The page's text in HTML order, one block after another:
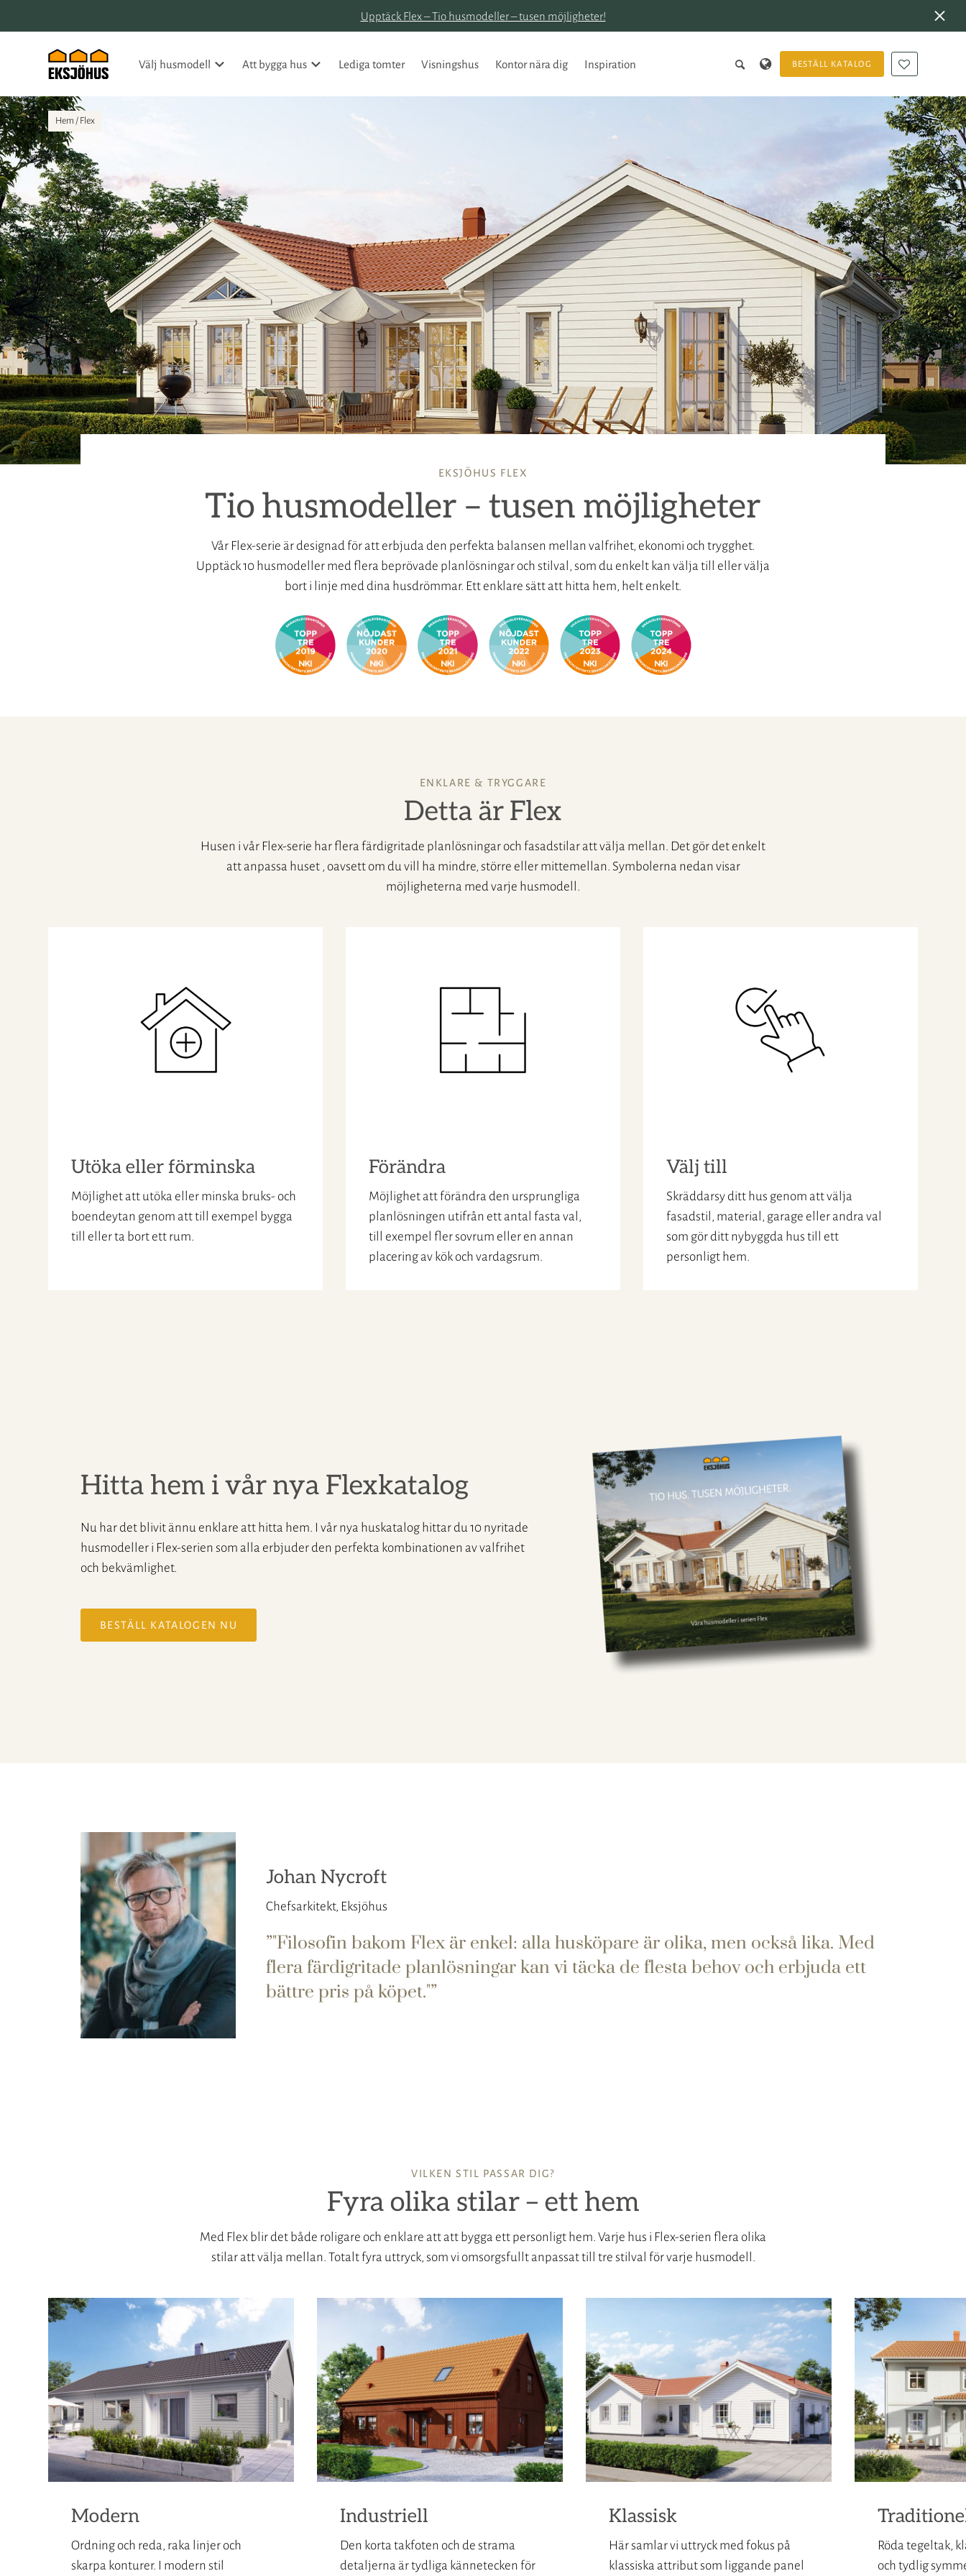
Upptäck Flex – Tio husmodeller – tusen möjligheter!
Välj husmodell Att bygga hus Lediga tomter Visningshus Kontor nära dig Inspiration BESTÄLL KATALOG
Hem / Flex
EKSJÖHUS FLEX
Tio husmodeller – tusen möjligheter
Vår Flex-serie är designad för att erbjuda den perfekta balansen mellan valfrihet, ekonomi och trygghet.
Upptäck 10 husmodeller med flera beprövade planlösningar och stilval, som du enkelt kan välja till eller välja
bort i linje med dina husdrömmar. Ett enklare sätt att hitta hem, helt enkelt.
ENKLARE & TRYGGARE
Detta är Flex
Husen i vår Flex-serie har flera färdigritade planlösningar och fasadstilar att välja mellan. Det gör det enkelt
att anpassa huset , oavsett om du vill ha mindre, större eller mittemellan. Symbolerna nedan visar
möjligheterna med varje husmodell.
Utöka eller förminska
Möjlighet att utöka eller minska bruks- och
boendeytan genom att till exempel bygga
till eller ta bort ett rum.
Förändra
Möjlighet att förändra den ursprungliga
planlösningen utifrån ett antal fasta val,
till exempel fler sovrum eller en annan
placering av kök och vardagsrum.
Välj till
Skräddarsy ditt hus genom att välja
fasadstil, material, garage eller andra val
som gör ditt nybyggda hus till ett
personligt hem.
Hitta hem i vår nya Flexkatalog
Nu har det blivit ännu enklare att hitta hem. I vår nya huskatalog hittar du 10 nyritade
husmodeller i Flex-serien som alla erbjuder den perfekta kombinationen av valfrihet
och bekvämlighet.
BESTÄLL KATALOGEN NU
Johan Nycroft
Chefsarkitekt, Eksjöhus
"Filosofin bakom Flex är enkel: alla husköpare är olika, men också lika. Med
flera färdigritade planlösningar kan vi täcka de flesta behov och erbjuda ett
bättre pris på köpet."
VILKEN STIL PASSAR DIG?
Fyra olika stilar – ett hem
Med Flex blir det både roligare och enklare att att bygga ett personligt hem. Varje hus i Flex-serien flera olika
stilar att välja mellan. Totalt fyra uttryck, som vi omsorgsfullt anpassat till tre stilval för varje husmodell.
Modern
Ordning och reda, raka linjer och
skarpa konturer. I modern stil
Industriell
Den korta takfoten och de strama
detaljerna är tydliga kännetecken för
Klassisk
Här samlar vi uttryck med fokus på
klassiska attribut som liggande panel
Röda tegeltak,
och tydlig